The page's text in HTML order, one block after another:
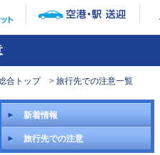
合トップ 旅行先での注意一覧
新着情報
旅行先での注意